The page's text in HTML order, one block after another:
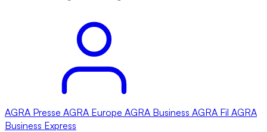
AGRA Presse AGRA Europe AGRA Business AGRA Fil AGRA
Business Express